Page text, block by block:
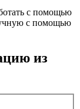
с помощью
с помощью
из